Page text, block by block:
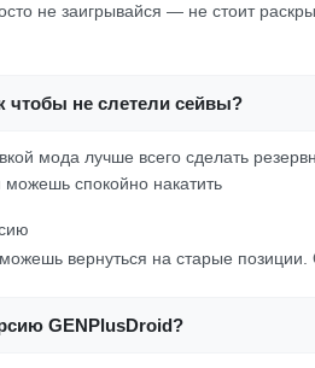
не заигрывайся — не стоит
чтобы не слетели сейвы?
мода лучше всего сделать
спокойно накатить
вернуться на старые позиции.
GENPlusDroid?